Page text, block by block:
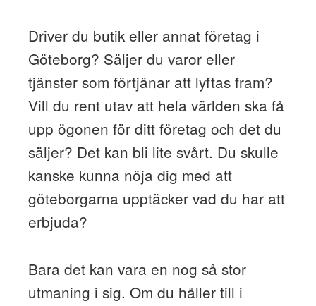
Driver du butik eller annat företag i
Göteborg? Säljer du varor eller
tjänster som förtjänar att lyftas fram?
Vill du rent utav att hela världen ska få
upp ögonen för ditt företag och det du
säljer? Det kan bli lite svårt. Du skulle
kanske kunna nöja dig med att
göteborgarna upptäcker vad du har att
erbjuda?
Bara det kan vara en nog så stor
utmaning i sig. Om du håller till i